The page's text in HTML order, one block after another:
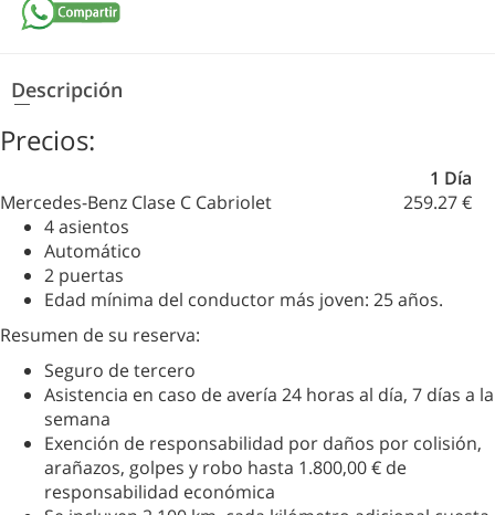
Descripción
Precios:
1 Día
Mercedes-Benz Clase С Cabriolet
259.27 €
4 asientos
Automático
2 puertas
Edad mínima del conductor más joven: 25 años.
Resumen de su reserva:
Seguro de tercero
Asistencia en caso de avería 24 horas al día, 7 días a la
semana
Exención de responsabilidad por daños por colisión,
arañazos, golpes y robo hasta 1.800,00 € de
responsabilidad económica